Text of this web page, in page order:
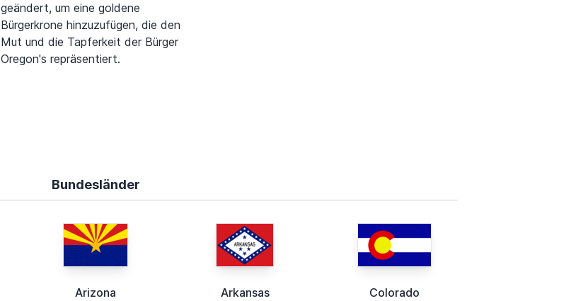
geändert, um eine goldene
Bürgerkrone hinzuzufügen, die den
Mut und die Tapferkeit der Bürger
Oregon's repräsentiert.
Bundesländer
Arizona Arkansas Colorado